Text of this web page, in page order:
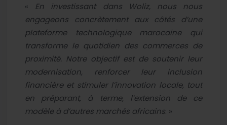
« En investissant dans Woliz, nous nous
engageons concrètement aux côtés d’une
plateforme technologique marocaine qui
transforme le quotidien des commerces de
proximité. Notre objectif est de soutenir leur
modernisation, renforcer leur inclusion
financière et stimuler l’innovation locale, tout
en préparant, à terme, l’extension de ce
modèle à d’autres marchés africains. »